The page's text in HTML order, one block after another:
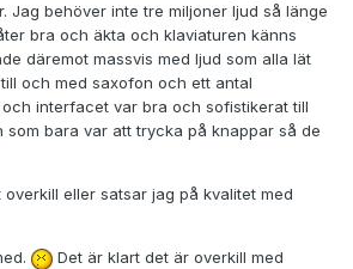
Jag behöver inte tre miljoner ljud så länge
bra och äkta och klaviaturen känns
däremot massvis med ljud som alla lät
och med saxofon och ett antal
interfacet var bra och sofistikerat till
som bara var att trycka på knappar så de
eller satsar jag på kvalitet med
Det är klart det är overkill med